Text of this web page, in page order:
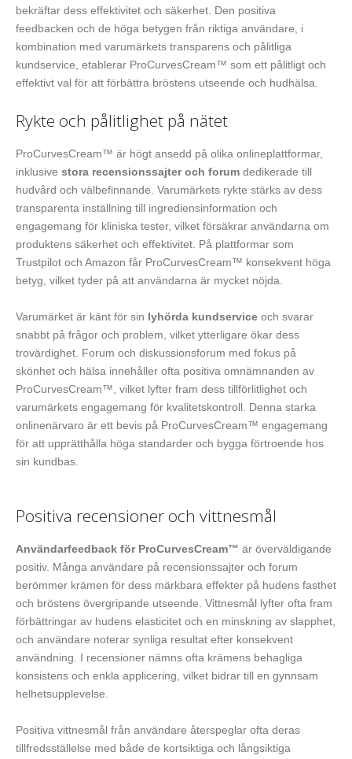
bekräftar dess effektivitet och säkerhet. Den positiva
feedbacken och de höga betygen från riktiga användare, i
kombination med varumärkets transparens och pålitliga
kundservice, etablerar ProCurvesCream™ som ett pålitligt och
effektivt val för att förbättra bröstens utseende och hudhälsa.
Rykte och pålitlighet på nätet
ProCurvesCream™ är högt ansedd på olika onlineplattformar,
inklusive stora recensionssajter och forum dedikerade till
hudvård och välbefinnande. Varumärkets rykte stärks av dess
transparenta inställning till ingrediensinformation och
engagemang för kliniska tester, vilket försäkrar användarna om
produktens säkerhet och effektivitet. På plattformar som
Trustpilot och Amazon får ProCurvesCream™ konsekvent höga
betyg, vilket tyder på att användarna är mycket nöjda.
Varumärket är känt för sin lyhörda kundservice och svarar
snabbt på frågor och problem, vilket ytterligare ökar dess
trovärdighet. Forum och diskussionsforum med fokus på
skönhet och hälsa innehåller ofta positiva omnämnanden av
ProCurvesCream™, vilket lyfter fram dess tillförlitlighet och
varumärkets engagemang för kvalitetskontroll. Denna starka
onlinenärvaro är ett bevis på ProCurvesCream™ engagemang
för att upprätthålla höga standarder och bygga förtroende hos
sin kundbas.
Positiva recensioner och vittnesmål
Användarfeedback för ProCurvesCream™ är överväldigande
positiv. Många användare på recensionssajter och forum
berömmer krämen för dess märkbara effekter på hudens fasthet
och bröstens övergripande utseende. Vittnesmål lyfter ofta fram
förbättringar av hudens elasticitet och en minskning av slapphet,
och användare noterar synliga resultat efter konsekvent
användning. I recensioner nämns ofta krämens behagliga
konsistens och enkla applicering, vilket bidrar till en gynnsam
helhetsupplevelse.
Positiva vittnesmål från användare återspeglar ofta deras
tillfredsställelse med både de kortsiktiga och långsiktiga